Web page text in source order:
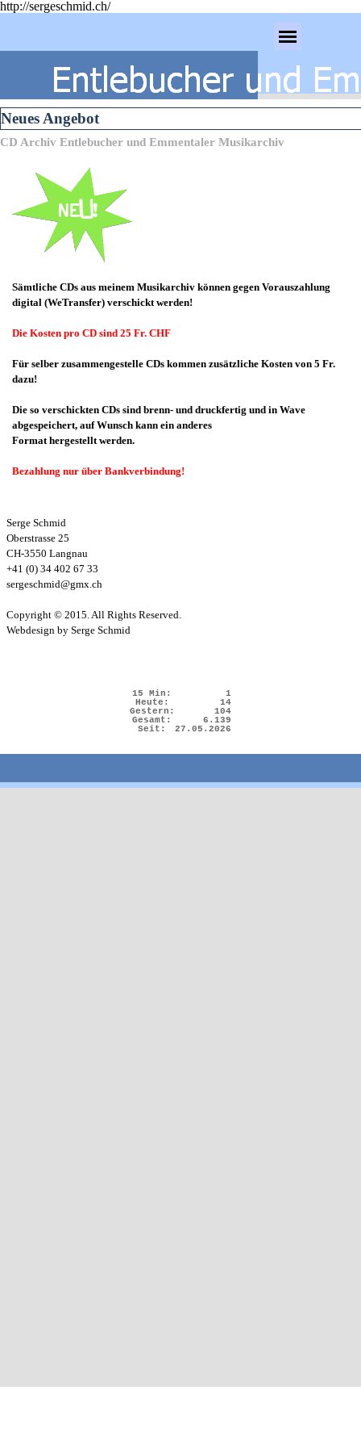
http://sergeschmid.ch/
Neues Angebot
CD Archiv Entlebucher und Emmentaler Musikarchiv
Sämtliche CDs aus meinem Musikarchiv können gegen Vorauszahlung
digital (WeTransfer) verschickt werden!
Die Kosten pro CD sind 25 Fr. CHF
Für selber zusammengestelle CDs kommen zusätzliche Kosten von 5 Fr.
dazu!
Die so verschickten CDs sind brenn- und druckfertig und in Wave
abgespeichert, auf Wunsch kann ein anderes
Format hergestellt werden.
Bezahlung nur über Bankverbindung!
Serge Schmid
Oberstrasse 25
CH-3550 Langnau
+41 (0) 34 402 67 33
sergeschmid@gmx.ch
Copyright © 2015. All Rights Reserved.
Webdesign by Serge Schmid
15 Min:
1
Heute:
14
Gestern:
104
Gesamt:
6.139
Seit:
27.05.2026